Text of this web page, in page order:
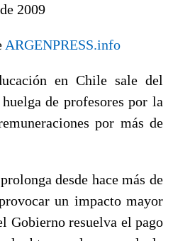
2009
ARGENPRESS.info
en Chile sale del
de profesores por la
por más de
desde hace más de
un impacto mayor
Gobierno resuelva el pago